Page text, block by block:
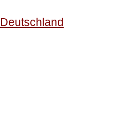
Deutschland